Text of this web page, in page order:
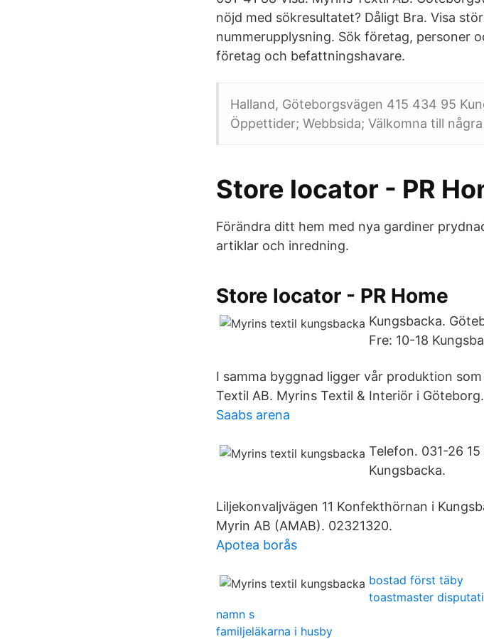
nöjd med sökresultatet? Dåligt Bra. Visa
nummerupplysning. Sök företag, personer
företag och befattningshavare.
Halland, Göteborgsvägen 415 434 95
Öppettider; Webbsida; Välkomna till
Store locator - PR
Förändra ditt hem med nya gardiner
artiklar och inredning.
Store locator - PR Home
Kungsbacka.
Fre: 10-18
I samma byggnad ligger vår produktion
Textil AB. Myrins Textil & Interiör i Göteborg.
Saabs arena
Telefon. 031-26
Kungsbacka.
Liljekonvaljvägen 11 Konfekthörnan i
Myrin AB (AMAB). 02321320.
Apotea borås
bostad först täby
toastmaster
namn s
familjeläkarna i husby